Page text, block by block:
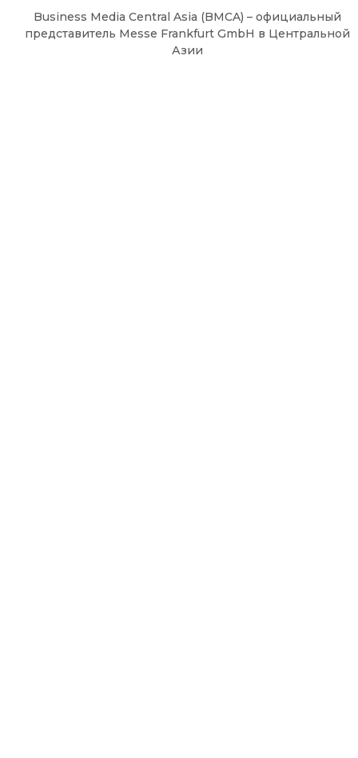
Business Media Central Asia (BMCA) – официальный
представитель Messe Frankfurt GmbH в Центральной
Азии